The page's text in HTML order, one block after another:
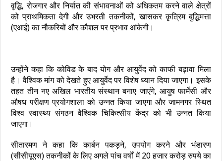
वृद्धि, रोजगार और निर्यात की संभावनाओं को अधिकतम करने वाले क्षेत्रों
को प्राथमिकता देगी और उभरती तकनीकों, खासकर कृत्रिम बुद्धिमत्ता
(एआई) का नौकरियों और कौशल पर प्रभाव आंकेगी।
उन्होंने कहा कि कोविड के बाद योग और आयुर्वेद को काफी बढ़ावा मिला
है। वैश्विक मांग को देखते हुए आयुर्वेद पर विशेष ध्यान दिया जाएगा। इसके
तहत तीन नए अखिल भारतीय संस्थान बनाए जाएंगे, आयुष फार्मेसी और
औषध परीक्षण प्रयोगशाला को उन्नत किया जाएगा और जामनगर स्थित
विश्व स्वास्थ्य संगठन वैश्विक चिकित्सीय केंद्र को भी उन्नत किया
जाएगा।
सीतारमण ने कहा कि कार्बन पकड़ने, उपयोग करने और भंडारण
(सीसीयूएस) तकनीकों के लिए अगले पांच वर्षों में 20 हजार करोड़ रुपये का